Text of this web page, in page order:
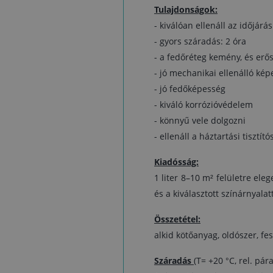
Tulajdonságok:
- kiválóan ellenáll az
- gyors száradás: 2 óra
- a fedőréteg kemény, és
- jó mechanikai ellenálló
- jó fedőképesség
- kiváló korrózióvédelem
- könnyű vele dolgozni
- ellenáll a háztartási
Kiadósság:
1 liter 8–10 m² felületre
és a kiválasztott
Összetétel:
alkid kötőanyag, oldószer,
Száradás (T= +20 °C, rel.